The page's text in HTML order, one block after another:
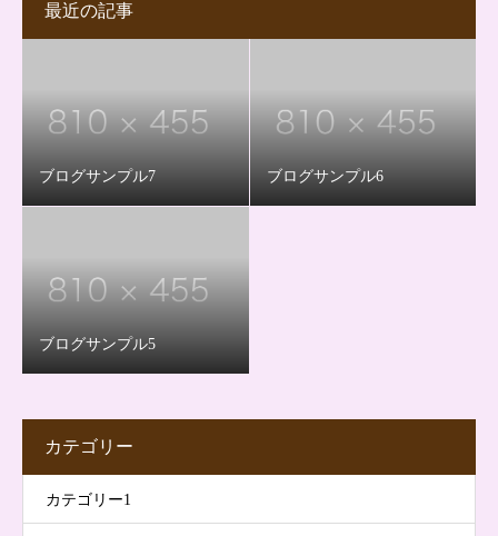
最近の記事
ブログサンプル7 ブログサンプル6
ブログサンプル5
カテゴリー
カテゴリー1